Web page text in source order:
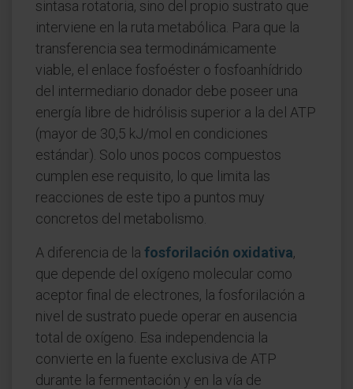
sintasa rotatoria, sino del propio sustrato que
interviene en la ruta metabólica. Para que la
transferencia sea termodinámicamente
viable, el enlace fosfoéster o fosfoanhídrido
del intermediario donador debe poseer una
energía libre de hidrólisis superior a la del ATP
(mayor de 30,5 kJ/mol en condiciones
estándar). Solo unos pocos compuestos
cumplen ese requisito, lo que limita las
reacciones de este tipo a puntos muy
concretos del metabolismo.
A diferencia de la fosforilación oxidativa,
que depende del oxígeno molecular como
aceptor final de electrones, la fosforilación a
nivel de sustrato puede operar en ausencia
total de oxígeno. Esa independencia la
convierte en la fuente exclusiva de ATP
durante la fermentación y en la vía de